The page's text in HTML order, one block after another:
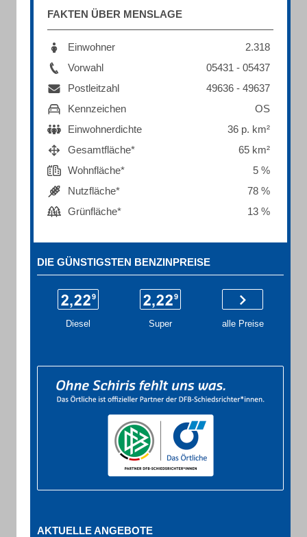
FAKTEN ÜBER MENSLAGE
Einwohner
2.318
Vorwahl
05431 - 05437
Postleitzahl
49636 - 49637
Kennzeichen
OS
Einwohnerdichte
36 p. km²
Gesamtfläche*
65 km²
Wohnfläche*
5 %
Nutzfläche*
78 %
Grünfläche*
13 %
DIE GÜNSTIGSTEN BENZINPREISE
Diesel Super alle Preise
AKTUELLE ANGEBOTE